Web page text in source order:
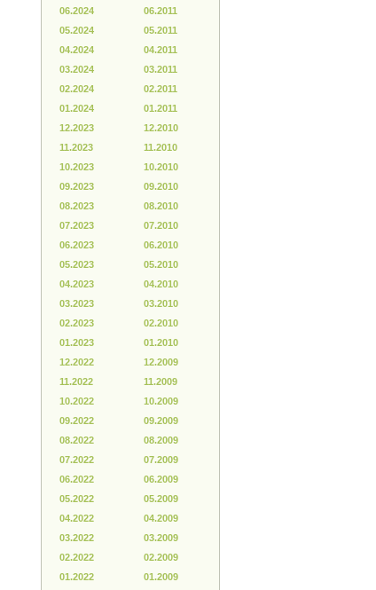
06.2024
05.2024
04.2024
03.2024
02.2024
01.2024
12.2023
11.2023
10.2023
09.2023
08.2023
07.2023
06.2023
05.2023
04.2023
03.2023
02.2023
01.2023
12.2022
11.2022
10.2022
09.2022
08.2022
07.2022
06.2022
05.2022
04.2022
03.2022
02.2022
01.2022
06.2011
05.2011
04.2011
03.2011
02.2011
01.2011
12.2010
11.2010
10.2010
09.2010
08.2010
07.2010
06.2010
05.2010
04.2010
03.2010
02.2010
01.2010
12.2009
11.2009
10.2009
09.2009
08.2009
07.2009
06.2009
05.2009
04.2009
03.2009
02.2009
01.2009